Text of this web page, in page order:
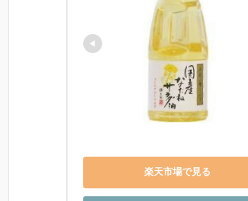
楽天市場で見る